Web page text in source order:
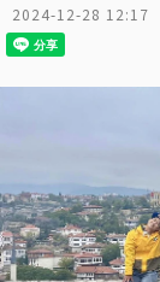
2024-12-28 12:17